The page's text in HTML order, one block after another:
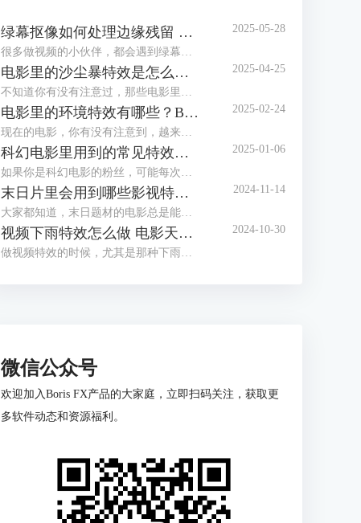
绿幕抠像如何处理边缘残留 Boris FX Primatte如何快速调节溢出抑制参数
很多做视频的小伙伴，都会遇到绿幕抠像的问题，尤其是抠完之后边缘那一圈绿色怎么都去不掉，看起来特别假。这个时候，Boris FX Primatte插件就能派上用场，特别是它的溢出抑制功能，可以很快搞定这些恼人的绿边问题。今天我们就来聊聊，绿幕抠像如何处理边缘残留，以及Boris FX Primatte如何快速调节溢出抑制参数，让视频效果干净又自然。
2025-05-28
电影里的沙尘暴特效是怎么做的 如何用Boris FX软件制作沙尘暴特效
不知道你有没有注意过，那些电影里铺天盖地的沙尘暴场景——比如《疯狂的麦克斯》里吞噬车辆的黄色巨浪，或是《星际穿越》中让玉米地瞬间消失的沙墙——这些画面不仅让人肾上腺素飙升，更藏着电影工业最顶尖的技术秘密。今天我们就来扒一扒“电影里的沙尘暴特效是怎么做的 如何用Boris FX软件制作沙尘暴特效”，从好莱坞大片到个人创作，手把手教你玩转这种震撼的视觉效果。
2025-04-25
电影里的环境特效有哪些？Boris FX如何做电影的环境特效？
现在的电影，你有没有注意到，越来越多的场景都充满了奇幻的天气、炫酷的爆炸，甚至是让人心跳加速的烟雾和水波?这些看似神奇的场景，背后全是环境特效的功劳。环境特效不仅让电影画面看起来更震撼，它们还帮助电影构建了独特的氛围和情感。今天我们就来聊聊，电影中有哪些常见的环境特效，Boris FX又是如何帮助制作这些特效的。
2025-02-24
科幻电影里用到的常见特效有哪些 如何用Boris FX做科幻电影特效
如果你是科幻电影的粉丝，可能每次看那些外星大战、太空飞船飞行、还有激烈的爆炸场面时，都会忍不住感叹：“这效果真牛逼！” 其实，能看到这么震撼的画面，背后都离不开一项很重要的技术——特效。没错，科幻电影之所以能这么好看，正是因为那些让人眼前一亮的特效技术把我们带入了一个又一个奇妙的世界。今天咱们就来聊聊，科幻电影里用到的常见特效有哪些 如何用Boris FX做科幻电影特效，打造出你想要的“视觉震撼”！
2025-01-06
末日片里会用到哪些影视特效 末日影片里的特效都是怎么做的
大家都知道，末日题材的电影总是能给人带来极大的视觉冲击。无论是地球被毁灭，还是外星怪兽入侵，那些令人瞠目结舌的特效场面都让我们过足了“视觉瘾”。但你知道吗？这些震撼的效果背后，隐藏着一系列复杂的影视技术。那么，今天咱们就来聊聊“末日片里会用到哪些影视特效 末日影片里的特效都是怎么做的”。
2024-11-14
视频下雨特效怎么做 电影天气特效用什么软件制作好
做视频特效的时候，尤其是那种下雨天的效果，很多小伙伴可能觉得有点棘手吧？其实给视频加个下雨特效真的没那么难，只要用对了工具，分分钟搞定。今天咱们就来聊聊这个问题，顺便看看视频下雨特效怎么做，还有电影天气特效用什么软件制作好，给你一次性讲明白！
2024-10-30
微信公众号
欢迎加入Boris FX产品的大家庭，立即扫码关注，获取更
多软件动态和资源福利。